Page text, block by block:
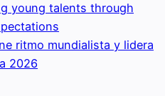
young talents through
ritmo mundialista y lidera
2026